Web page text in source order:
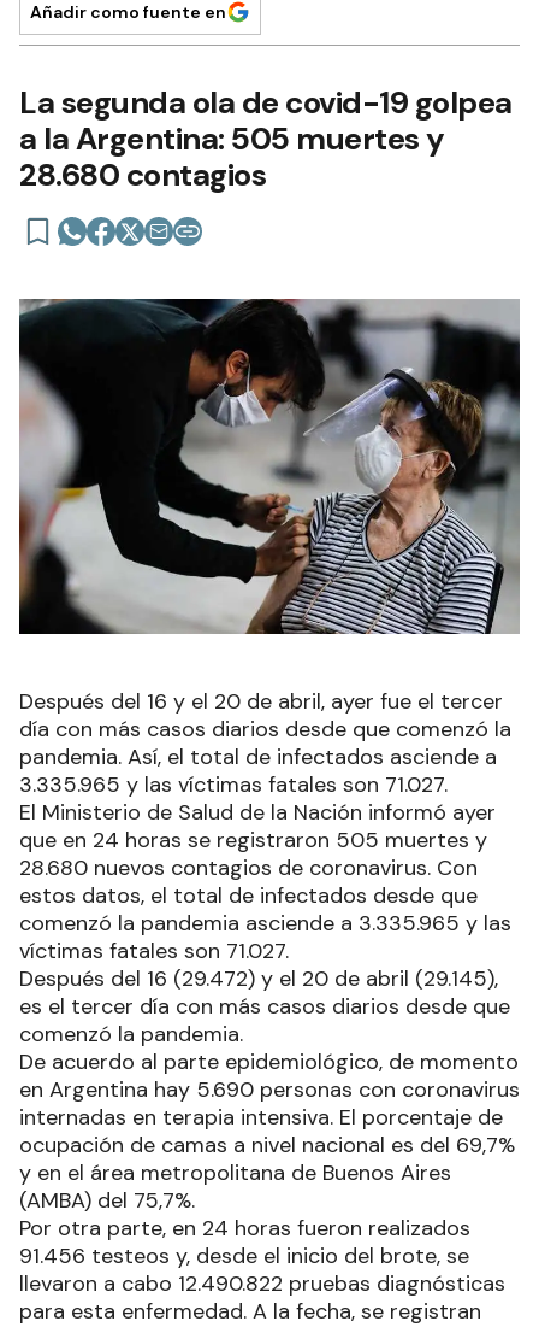
Añadir como fuente en
La segunda ola de covid-19 golpea
a la Argentina: 505 muertes y
28.680 contagios
Después del 16 y el 20 de abril, ayer fue el tercer
día con más casos diarios desde que comenzó la
pandemia. Así, el total de infectados asciende a
3.335.965 y las víctimas fatales son 71.027.
El Ministerio de Salud de la Nación informó ayer
que en 24 horas se registraron 505 muertes y
28.680 nuevos contagios de coronavirus. Con
estos datos, el total de infectados desde que
comenzó la pandemia asciende a 3.335.965 y las
víctimas fatales son 71.027.
Después del 16 (29.472) y el 20 de abril (29.145),
es el tercer día con más casos diarios desde que
comenzó la pandemia.
De acuerdo al parte epidemiológico, de momento
en Argentina hay 5.690 personas con coronavirus
internadas en terapia intensiva. El porcentaje de
ocupación de camas a nivel nacional es del 69,7%
y en el área metropolitana de Buenos Aires
(AMBA) del 75,7%.
Por otra parte, en 24 horas fueron realizados
91.456 testeos y, desde el inicio del brote, se
llevaron a cabo 12.490.822 pruebas diagnósticas
para esta enfermedad. A la fecha, se registran